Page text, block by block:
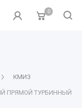
0
КМИЗ
ПРЯМОЙ ТУРБИННЫЙ